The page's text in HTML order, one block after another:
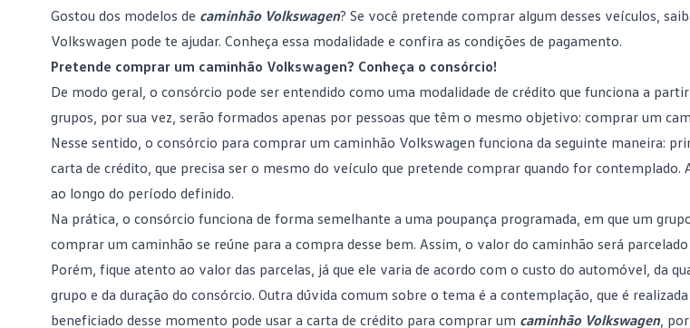
Gostou dos modelos de caminhão Volkswagen? Se você pretende comprar algum desses veículos,
Volkswagen pode te ajudar. Conheça essa modalidade e confira as condições de pagamento.
Pretende comprar um caminhão Volkswagen? Conheça o consórcio!
De modo geral, o consórcio pode ser entendido como uma modalidade de crédito que funciona a partir
grupos, por sua vez, serão formados apenas por pessoas que têm o mesmo objetivo: comprar um
Nesse sentido, o consórcio para comprar um caminhão Volkswagen funciona da seguinte maneira:
carta de crédito, que precisa ser o mesmo do veículo que pretende comprar quando for contemplado.
ao longo do período definido.
Na prática, o consórcio funciona de forma semelhante a uma poupança programada, em que um
comprar um caminhão se reúne para a compra desse bem. Assim, o valor do caminhão será
Porém, fique atento ao valor das parcelas, já que ele varia de acordo com o custo do automóvel, da
grupo e da duração do consórcio. Outra dúvida comum sobre o tema é a contemplação, que é
beneficiado desse momento pode usar a carta de crédito para comprar um caminhão Volkswagen,